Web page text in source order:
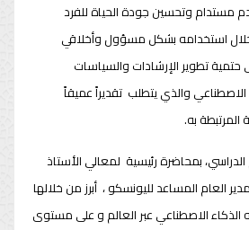
مستدام وتحسين جودة الحياة للفرد
استخدامه بشكل مسؤول وأخلاقي
تطوير الإرشادات والسياسات
الاصطناعي والذي يتطلب تقديراً عميقاً
المرتبطة به.
بمحاضرة رئيسية لمعالي الأستاذ
العام المساعد لليونسكو ، أبرز من خلالها
الاصطناعي عبر العالم و على مستوى